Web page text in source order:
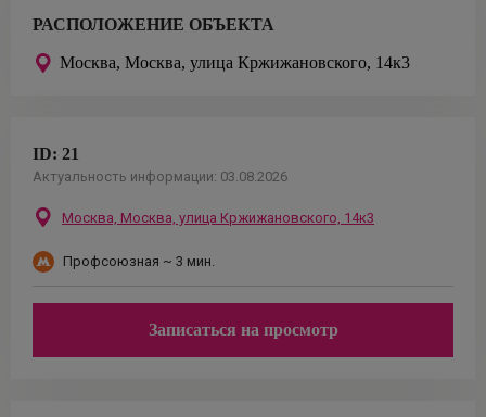
РАСПОЛОЖЕНИЕ ОБЪЕКТА
Москва, Москва, улица Кржижановского, 14к3
ID: 21
Актуальность информации: 03.08.2026
Москва, Москва, улица Кржижановского, 14к3
Профсоюзная ~ 3 мин.
Записаться на просмотр